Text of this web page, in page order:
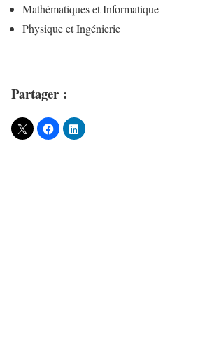
Mathématiques et Informatique
Physique et Ingénierie
Partager :